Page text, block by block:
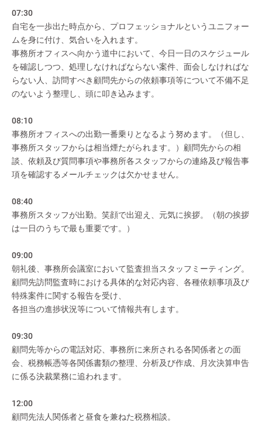
07:30
自宅を一歩出た時点から、プロフェッショナルというユニフォー
ムを身に付け、気合いを入れます。
事務所オフィスへ向かう道中において、今日一日のスケジュール
を確認しつつ、処理しなければならない案件、面会しなければな
らない人、訪問すべき顧問先からの依頼事項等について不備不足
のないよう整理し、頭に叩き込みます。
08:10
事務所オフィスへの出勤一番乗りとなるよう努めます。（但し、
事務所スタッフからは相当煙たがられます。）顧問先からの相
談、依頼及び質問事項や事務所各スタッフからの連絡及び報告事
項を確認するメールチェックは欠かせません。
08:40
事務所スタッフが出勤。笑顔で出迎え、元気に挨拶。（朝の挨拶
は一日のうちで最も重要です。）
09:00
朝礼後、事務所会議室において監査担当スタッフミーティング。
顧問先訪問監査時における具体的な対応内容、各種依頼事項及び
特殊案件に関する報告を受け、
各担当の進捗状況等について情報共有します。
09:30
顧問先等からの電話対応、事務所に来所される各関係者との面
会、税務帳憑等各関係書類の整理、分析及び作成、月次決算申告
に係る決裁業務に追われます。
12:00
顧問先法人関係者と昼食を兼ねた税務相談。